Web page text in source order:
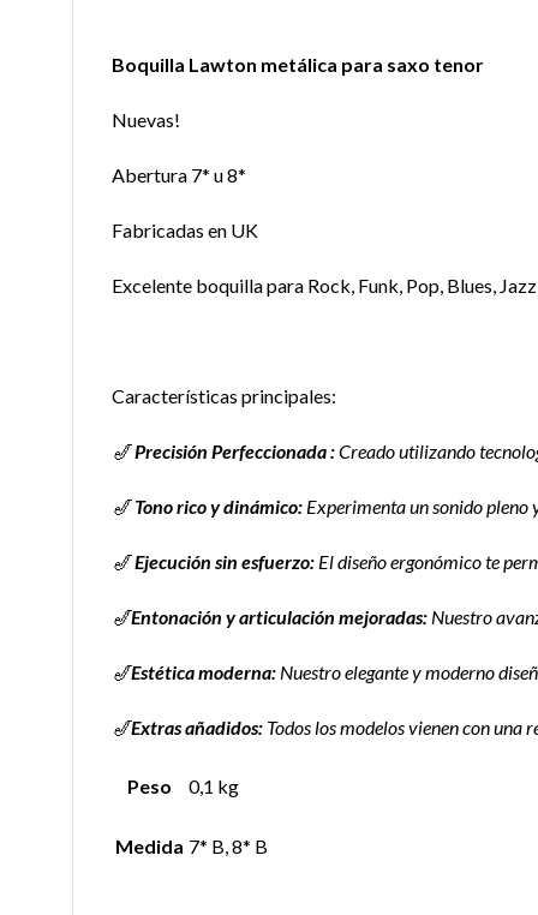
Boquilla Lawton metálica para saxo tenor
Nuevas!
Abertura 7* u 8*
Fabricadas en UK
Excelente boquilla para Rock, Funk, Pop, Blues,
Características principales:
🎷Precisión Perfeccionada :Creado utilizando
🎷Tono rico y dinámico: Experimenta un sonido pleno
🎷Ejecución sin esfuerzo: El diseño ergonómico te
🎷Entonación y articulación mejoradas: Nuestro
🎷Estética moderna: Nuestro elegante y moderno
🎷Extras añadidos: Todos los modelos vienen con
Peso 0,1 kg
Medida 7* B, 8* B